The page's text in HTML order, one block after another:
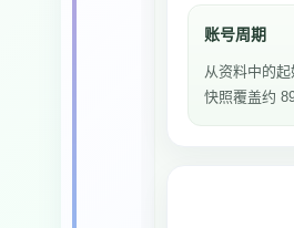
账号周期
从资料中的
快照覆盖约 89